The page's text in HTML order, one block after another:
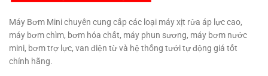
Máy Bơm Mini chuyên cung cấp các loại máy xịt rửa áp lực cao,
máy bơm chìm, bơm hóa chất, máy phun sương, máy bơm nước
mini, bơm trợ lực, van điện từ và hệ thống tưới tự động giá tốt
chính hãng.